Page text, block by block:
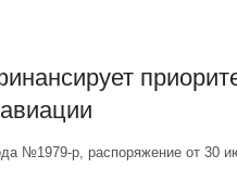
№1979-р, распоряжение от 30